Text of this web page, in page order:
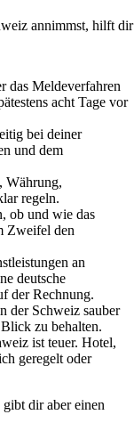
annimmst, hilft dir
das Meldeverfahren
acht Tage vor
bei deiner
und dem
Währung,
regeln.
ob und wie das
Zweifel den
an
deutsche
der Rechnung.
der Schweiz sauber
zu behalten.
ist teuer. Hotel,
geregelt oder
dir aber einen